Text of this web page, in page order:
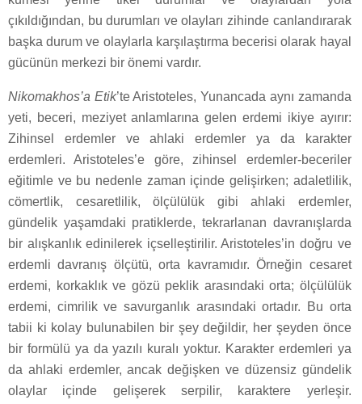
çıkıldığından, bu durumları ve olayları zihinde canlandırarak
başka durum ve olaylarla karşılaştırma becerisi olarak hayal
gücünün merkezi bir önemi vardır.
Nikomakhos’a Etik’te Aristoteles, Yunancada aynı zamanda
yeti, beceri, meziyet anlamlarına gelen erdemi ikiye ayırır:
Zihinsel erdemler ve ahlaki erdemler ya da karakter
erdemleri. Aristoteles’e göre, zihinsel erdemler-beceriler
eğitimle ve bu nedenle zaman içinde gelişirken; adaletlilik,
cömertlik, cesaretlilik, ölçülülük gibi ahlaki erdemler,
gündelik yaşamdaki pratiklerde, tekrarlanan davranışlarda
bir alışkanlık edinilerek içselleştirilir. Aristoteles’in doğru ve
erdemli davranış ölçütü, orta kavramıdır. Örneğin cesaret
erdemi, korkaklık ve gözü peklik arasındaki orta; ölçülülük
erdemi, cimrilik ve savurganlık arasındaki ortadır. Bu orta
tabii ki kolay bulunabilen bir şey değildir, her şeyden önce
bir formülü ya da yazılı kuralı yoktur. Karakter erdemleri ya
da ahlaki erdemler, ancak değişken ve düzensiz gündelik
olaylar içinde gelişerek serpilir, karaktere yerleşir.